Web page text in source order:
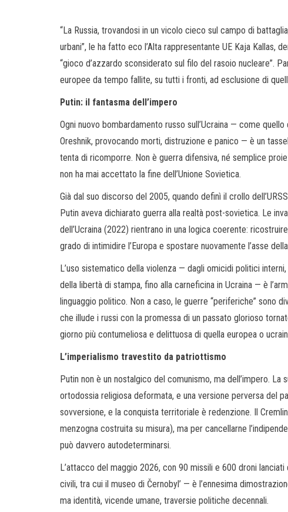
“La Russia, trovandosi in un vicolo cieco sul campo di
urbani”, le ha fatto eco l’Alta rappresentante UE Kaja Kallas,
“gioco d’azzardo sconsiderato sul filo del rasoio nucleare”.
europee da tempo fallite, su tutti i fronti, ad esclusione di
Putin: il fantasma dell’impero
Ogni nuovo bombardamento russo sull’Ucraina — come
Oreshnik, provocando morti, distruzione e panico — è un
tenta di ricomporre. Non è guerra difensiva, né semplice
non ha mai accettato la fine dell’Unione Sovietica.
Già dal suo discorso del 2005, quando definì il crollo
Putin aveva dichiarato guerra alla realtà post-sovietica. Le
dell’Ucraina (2022) rientrano in una logica coerente:
grado di intimidire l’Europa e spostare nuovamente l’asse
L’uso sistematico della violenza — dagli omicidi politici
della libertà di stampa, fino alla carneficina in Ucraina — è
linguaggio politico. Non a caso, le guerre “periferiche” sono
che illude i russi con la promessa di un passato glorioso
giorno più contumeliosa e delittuosa di quella europea o
L’imperialismo travestito da patriottismo
Putin non è un nostalgico del comunismo, ma dell’impero.
ortodossia religiosa deformata, e una versione perversa del
sovversione, e la conquista territoriale è redenzione. Il
menzogna costruita su misura), ma per cancellarne
può davvero autodeterminarsi.
L’attacco del maggio 2026, con 90 missili e 600 droni
civili, tra cui il museo di Černobyl’ — è l’ennesima
ma identità, vicende umane, traversie politiche decennali.